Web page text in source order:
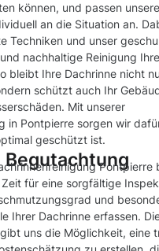
können, und passen unsere
an die Situation an.
Techniken und unser
nachhaltige Reinigung
bleibt Ihre Dachrinne nicht
schützt auch Ihr
Mit unserer
in Pontpierre sorgen wir
geschützt ist.
Pontpierre
für eine sorgfältige
und
Ihrer Dachrinne erfassen.
uns die Möglichkeit, eine